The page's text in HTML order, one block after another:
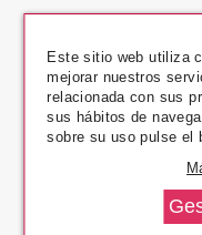
14
Este sitio web utiliza
mejorar nuestros
relacionada con sus
sus hábitos de
sobre su uso pulse el